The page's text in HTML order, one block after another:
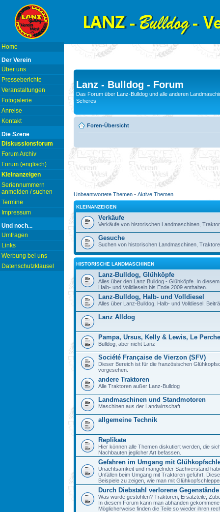
Home
Der Verein
Über uns
Presseberichte
Veranstaltungen
Fotogalerie
Anreise
Kontakt
Die Szene
Diskussionsforum
Forum Archiv
Forum (englisch)
Kleinanzeigen
Seriennummern
anmelden / suchen
Termine
Impressum
Und noch...
Umfragen
Links
Werbung bei uns
Datenschutzklausel
Lanz - Bulldog - Forum
Das Forum über Lanz-Bulldog und alle anderen
Scheres
Foren-Übersicht
Unbeantwortete Themen • Aktive Themen
KLEINANZEIGEN
Verkäufe
Verkäufe von historischen Landmaschinen,
Gesuche
Suchen von historischen Landmaschinen,
HISTORISCHE LANDMASCHINEN
Lanz-Bulldog, Glühköpfe
Alles über den Lanz Bulldog - Glühköpfe. In
Halb- und Volldieseln bis Ende 2009 enthalten.
Lanz-Bulldog, Halb- und Volldiesel
Alles über Lanz-Bulldog, Halb- und Volldiesel.
Lanz Alldog
Pampa, Ursus, Kelly & Lewis, Le
Bulldog, aber nicht Lanz
Société Française de Vierzon (SFV)
Dieser Bereich ist für die französischen
vorgesehen.
andere Traktoren
Alle Traktoren außer Lanz-Bulldog
Landmaschinen und Standmotoren
Maschinen aus der Landwirtschaft
allgemeine Technik
Replikate
Hier können alle Themen diskutiert werden, die
Nachbauten jeglicher Art befassen.
Gefahren im Umgang mit
Unachtsamkeit und mangelnder Sachverstand
Unfällen beim Umgang mit Traktoren geführt.
Beispiele zu zeigen, wie man mit
Durch Diebstahl verlorene Gegenstände
Was wurde gestohlen? Traktoren, Ersatzteile,
In diesem Forum kann man abhanden
Möglicherweise finden die Teile so wieder ihren